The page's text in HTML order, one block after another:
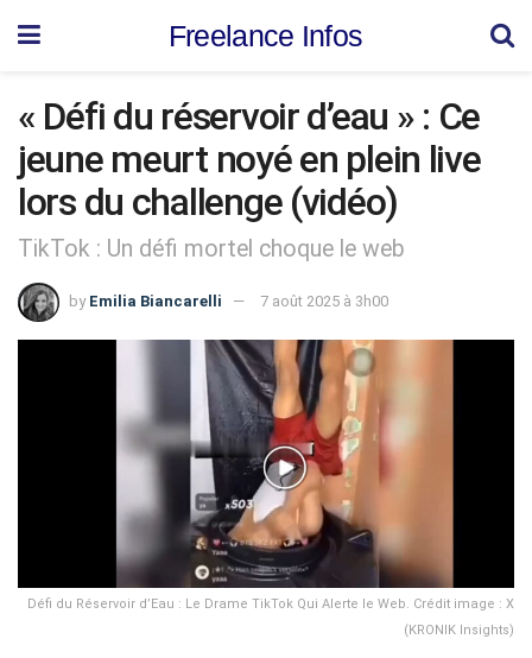
Freelance Infos
« Défi du réservoir d’eau » : Ce
jeune meurt noyé en plein live
lors du challenge (vidéo)
TikTok : Un défi mortel choque le web
by Emilia Biancarelli 7 août 2025 à 3h00
Défi du Réservoir d’Eau : Le Drame TikTok Qui Alerte le Web. Crédit image : X
(KRONIK Insights)